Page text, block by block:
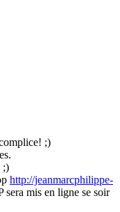
;)
;)
http://jeanmarcphilippe-
sera mis en ligne se soir